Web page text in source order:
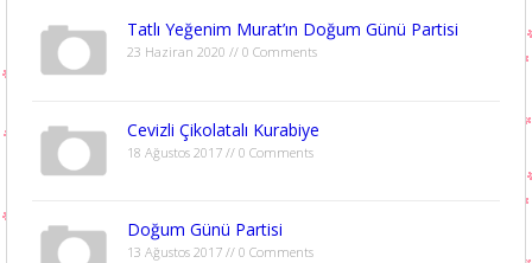
Tatlı Yeğenim Murat’ın Doğum Günü Partisi
23 Haziran 2020 // 0 Comments
Cevizli Çikolatalı Kurabiye
18 Ağustos 2017 // 0 Comments
Doğum Günü Partisi
13 Ağustos 2017 // 0 Comments